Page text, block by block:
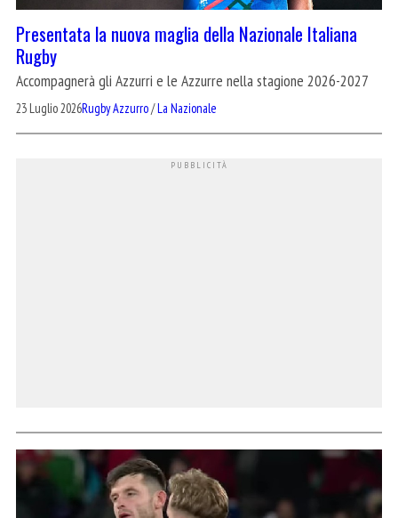
Presentata la nuova maglia della Nazionale Italiana
Rugby
Accompagnerà gli Azzurri e le Azzurre nella stagione 2026-2027
23 Luglio 2026Rugby Azzurro/La Nazionale